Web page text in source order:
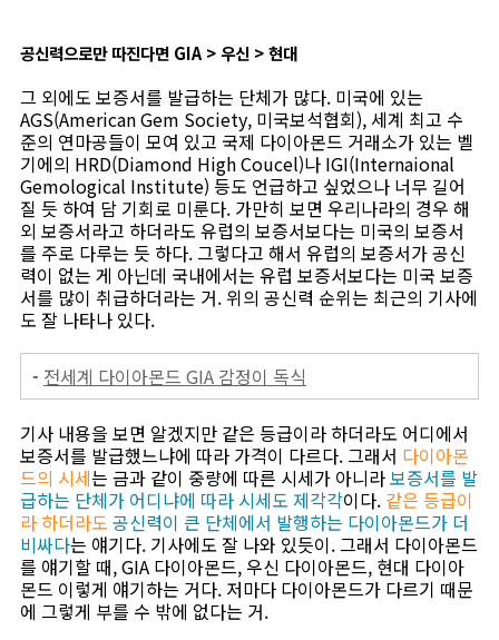
공신력으로만 따진다면 GIA > 우신 > 현대
그 외에도 보증서를 발급하는 단체가 많다. 미국에 있는
AGS(American Gem Society, 미국보석협회), 세계 최고 수
준의 연마공들이 모여 있고 국제 다이아몬드 거래소가 있는 벨
기에의 HRD(Diamond High Coucel)나 IGI(Internaional
Gemological Institute) 등도 언급하고 싶었으나 너무 길어
질 듯 하여 담 기회로 미룬다. 가만히 보면 우리나라의 경우 해
외 보증서라고 하더라도 유럽의 보증서보다는 미국의 보증서
를 주로 다루는 듯 하다. 그렇다고 해서 유럽의 보증서가 공신
력이 없는 게 아닌데 국내에서는 유럽 보증서보다는 미국 보증
서를 많이 취급하더라는 거. 위의 공신력 순위는 최근의 기사에
도 잘 나타나 있다.
- 전세계 다이아몬드 GIA 감정이 독식
기사 내용을 보면 알겠지만 같은 등급이라 하더라도 어디에서
보증서를 발급했느냐에 따라 가격이 다르다. 그래서 다이아몬
드의 시세는 금과 같이 중량에 따른 시세가 아니라보증서를 발
급하는 단체가 어디냐에 따라 시세도 제각각이다. 같은 등급이
라 하더라도 공신력이 큰 단체에서 발행하는 다이아몬드가 더
비싸다는 얘기다. 기사에도 잘 나와 있듯이. 그래서 다이아몬드
를 얘기할 때, GIA 다이아몬드, 우신 다이아몬드, 현대 다이아
몬드 이렇게 얘기하는 거다. 저마다 다이아몬드가 다르기 때문
에 그렇게 부를 수 밖에 없다는 거.